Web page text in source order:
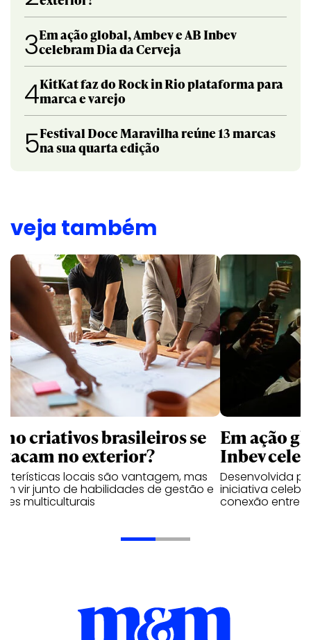
3Em ação global, Ambev e AB Inbev
celebram Dia da Cerveja
4KitKat faz do Rock in Rio plataforma para
marca e varejo
5Festival Doce Maravilha reúne 13 marcas
na sua quarta edição
veja também
criativos brasileiros se
no exterior?
locais são vantagem, mas
vir junto de habilidades de gestão e
multiculturais
Em ação
Inbev
Desenvolvida
iniciativa
conexão entre